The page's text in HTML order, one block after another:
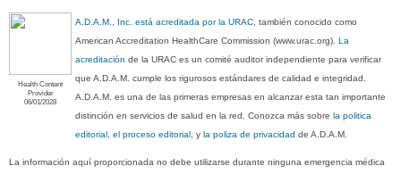
Health Content
Provider
06/01/2028
A.D.A.M., Inc. está acreditada por la URAC , también conocido como
American Accreditation HealthCare Commission (www.urac.org).La
acreditación de la URAC es un comité auditor independiente para verificar
que A.D.A.M. cumple los rigurosos estándares de calidad e integridad.
A.D.A.M. es una de las primeras empresas en alcanzar esta tan importante
distinción en servicios de salud en la red. Conozca más sobrela politica
editorial, el proceso editorial , yla poliza de privacidad de A.D.A.M.
La información aquí proporcionada no debe utilizarse durante ninguna emergencia médica